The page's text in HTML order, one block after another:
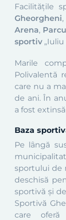
Facilităţile
Gheorgheni,
Arena,
sportiv
Marile
Polivalentă
care nu a
de ani. În
a fost
Baza
Pe lȃngă
sportului de
deschisă
sportivă și
Sportivă
care oferă